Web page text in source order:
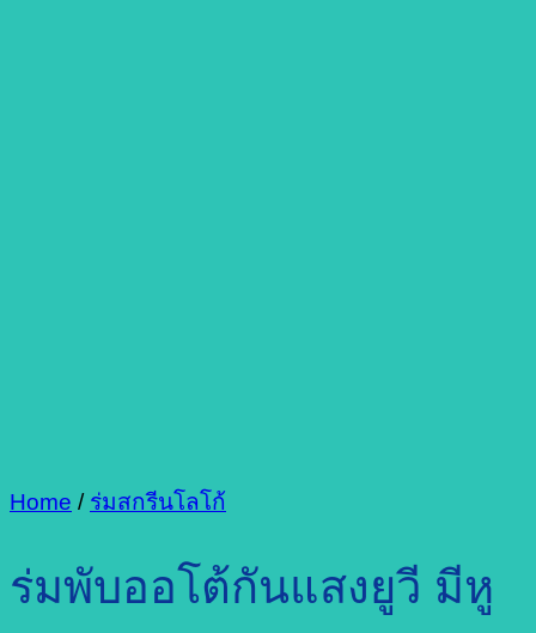
Home / ร่มสกรีนโลโก้
ร่มพับออโต้กันแสงยูวี มีหู